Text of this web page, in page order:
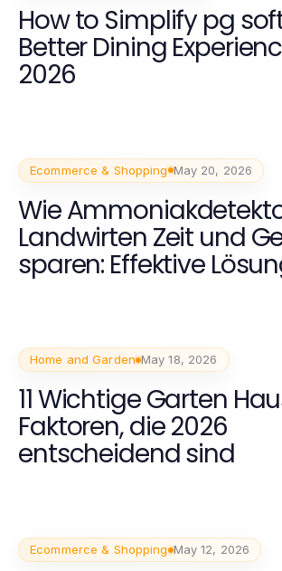
How to Simplify pg
Better Dining
2026
Ecommerce & Shopping May 20, 2026
Wie
Landwirten Zeit und
sparen: Effektive
Home and Garden May 18, 2026
11 Wichtige Garten
Faktoren, die 2026
entscheidend sind
Ecommerce & Shopping May 12, 2026